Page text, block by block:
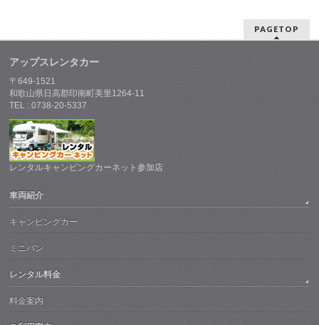
PAGETOP
アップスレンタカー
〒649-1521
和歌山県日高郡印南町美里1264-11
TEL : 0738-20-5337
レンタルキャンピングカーネット参加店
車両紹介
キャンピングカー
ミニバン
レンタル料金
料金案内